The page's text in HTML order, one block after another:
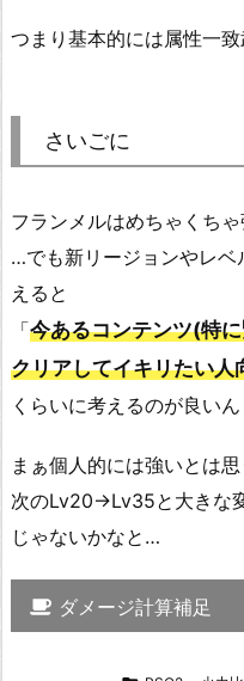
つまり基本的には属性一
さいごに
フランメルはめちゃくち
…でも新リージョンやレベ
えると
「今あるコンテンツ(特
クリアしてイキリたい人
くらいに考えるのが良い
まぁ個人的には強いとは
次のLv20→Lv35と大きな
じゃないかなと…
ダメージ計算補足